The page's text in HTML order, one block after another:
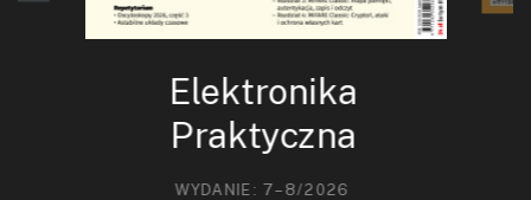
Elektronika
Praktyczna
WYDANIE: 7–8/2026